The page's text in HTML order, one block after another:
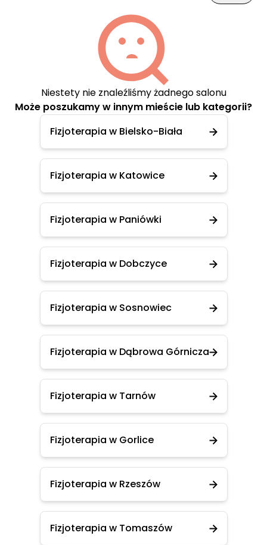
Niestety nie znaleźliśmy żadnego salonu
Może poszukamy w innym mieście lub kategorii?
Fizjoterapia w Bielsko-Biała
Fizjoterapia w Katowice
Fizjoterapia w Paniówki
Fizjoterapia w Dobczyce
Fizjoterapia w Sosnowiec
Fizjoterapia w Dąbrowa Górnicza
Fizjoterapia w Tarnów
Fizjoterapia w Gorlice
Fizjoterapia w Rzeszów
Fizjoterapia w Tomaszów